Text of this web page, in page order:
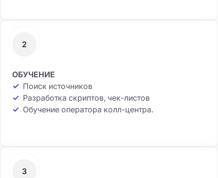
2
ОБУЧЕНИЕ
✓ Поиск источников
✓ Разработка скриптов, чек-листов
✓ Обучение оператора колл-центра.
3